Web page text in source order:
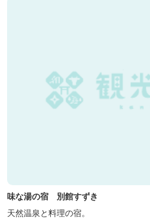
味な湯の宿 別館すずき
天然温泉と料理の宿。